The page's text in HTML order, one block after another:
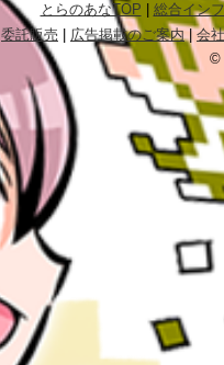
とらのあなTOP
総合イン
委託販売
広告掲載のご案内|会
©